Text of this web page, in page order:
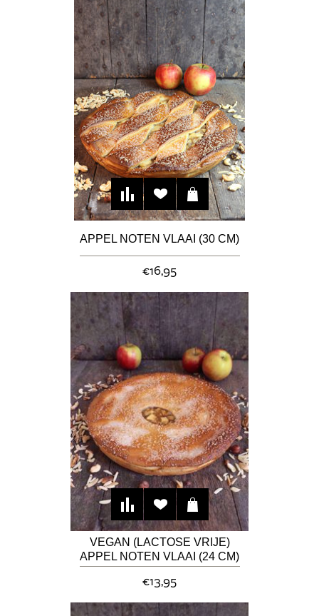
APPEL NOTEN VLAAI (30 CM)
€16,95
VEGAN (LACTOSE VRIJE)
APPEL NOTEN VLAAI (24 CM)
€13,95